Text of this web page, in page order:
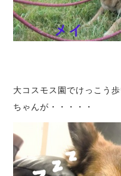
大コスモス園でけっこう
ちゃんが・・・・・